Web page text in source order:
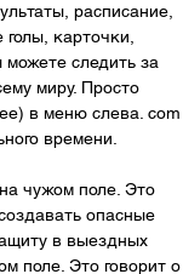
расписание,
карточки,
следить за
миру. Просто
в меню слева. com
времени.
чужом поле. Это
опасные
в выездных
поле. Это говорит о